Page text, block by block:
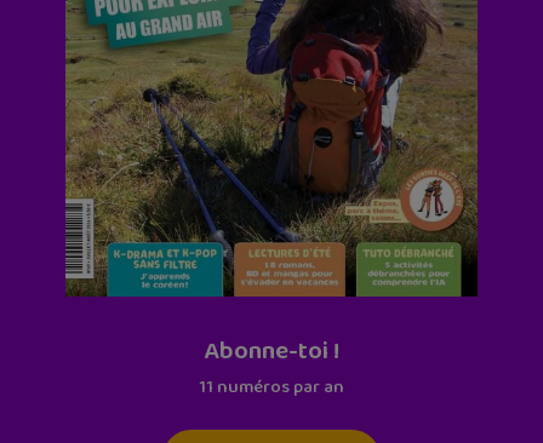
Abonne-toi !
11 numéros par an